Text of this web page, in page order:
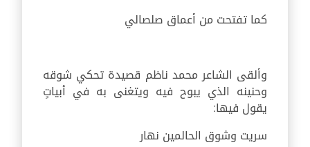
كما تفتحت من أعماق صلصالي
وألقى الشاعر محمد ناظم قصيدة تحكي شوقه
وحنينه الذي يبوح فيه ويتغنى به في أبياتٍ
يقول فيها:
سريت وشوق الحالمين نهار